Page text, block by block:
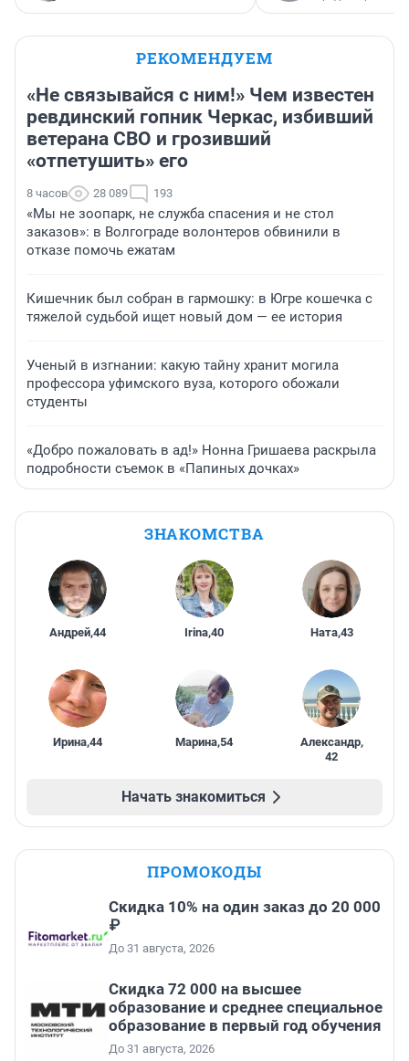
РЕКОМЕНДУЕМ
«Не связывайся с ним!» Чем известен
ревдинский гопник Черкас, избивший
ветерана СВО и грозивший
«отпетушить» его
8 часов 28 089 193
«Мы не зоопарк, не служба спасения и не стол
заказов»: в Волгограде волонтеров обвинили в
отказе помочь ежатам
Кишечник был собран в гармошку: в Югре кошечка с
тяжелой судьбой ищет новый дом — ее история
Ученый в изгнании: какую тайну хранит могила
профессора уфимского вуза, которого обожали
студенты
«Добро пожаловать в ад!» Нонна Гришаева раскрыла
подробности съемок в «Папиных дочках»
ЗНАКОМСТВА
Андрей,44 Irina,40 Ната,43
Ирина,44 Марина,54 Александр,
42
Начать знакомиться
ПРОМОКОДЫ
Скидка 10% на один заказ до 20 000
₽
До 31 августа, 2026
Скидка 72 000 на высшее
образование и среднее специальное
образование в первый год обучения
До 31 августа, 2026